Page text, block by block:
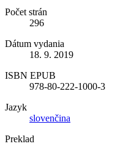
Počet strán
296
Dátum vydania
18. 9. 2019
ISBN EPUB
978-80-222-1000-3
Jazyk
slovenčina
Preklad